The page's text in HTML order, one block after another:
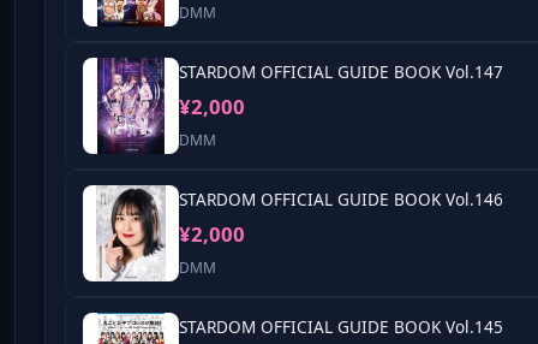
DMM
STARDOM OFFICIAL GUIDE BOOK Vol.147
¥2,000
DMM
STARDOM OFFICIAL GUIDE BOOK Vol.146
¥2,000
DMM
STARDOM OFFICIAL GUIDE BOOK Vol.145